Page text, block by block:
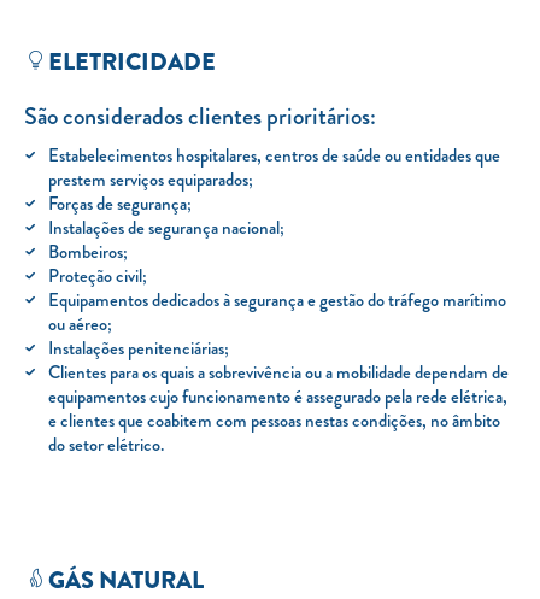
JUNTE-SE A NÓS
TARIFA SOCIAL
APP MOBILE
CONTADORES ELÉTRICOS
FATURAS
PRÉMIOS
EFICIÊNCIA ENERGÉTICA
FRAUDE E SEGURANÇA
Preços de referência
Livro de reclamações
ELETRICIDADE
São considerados clientes prioritários:
Estabelecimentos hospitalares, centros de saúde ou entidades que
prestem serviços equiparados;
Forças de segurança;
Instalações de segurança nacional;
Bombeiros;
Proteção civil;
Equipamentos dedicados à segurança e gestão do tráfego marítimo
ou aéreo;
Instalações penitenciárias;
Clientes para os quais a sobrevivência ou a mobilidade dependam de
equipamentos cujo funcionamento é assegurado pela rede elétrica,
e clientes que coabitem com pessoas nestas condições, no âmbito
do setor elétrico.
GÁS NATURAL